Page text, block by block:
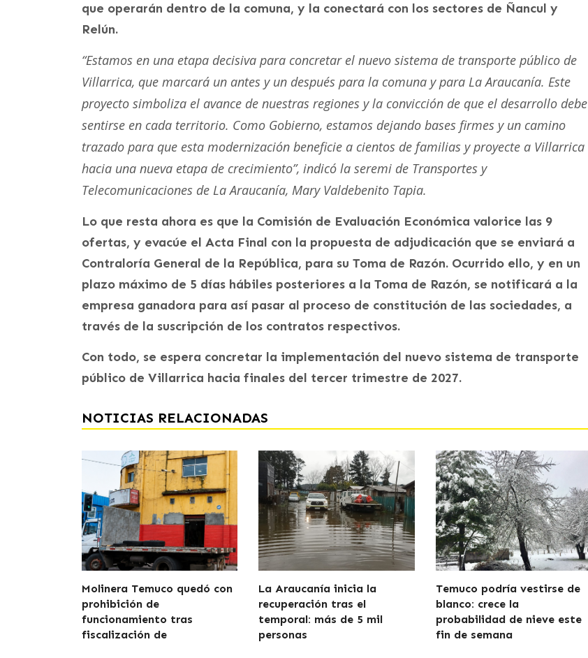
que operarán dentro de la comuna, y la conectará con los sectores de Ñancul y
Relún.
“Estamos en una etapa decisiva para concretar el nuevo sistema de transporte público de
Villarrica, que marcará un antes y un después para la comuna y para La Araucanía. Este
proyecto simboliza el avance de nuestras regiones y la convicción de que el desarrollo debe
sentirse en cada territorio. Como Gobierno, estamos dejando bases firmes y un camino
trazado para que esta modernización beneficie a cientos de familias y proyecte a Villarrica
hacia una nueva etapa de crecimiento”, indicó la seremi de Transportes y
Telecomunicaciones de La Araucanía, Mary Valdebenito Tapia.
Lo que resta ahora es que la Comisión de Evaluación Económica valorice las 9
ofertas, y evacúe el Acta Final con la propuesta de adjudicación que se enviará a
Contraloría General de la República, para su Toma de Razón. Ocurrido ello, y en un
plazo máximo de 5 días hábiles posteriores a la Toma de Razón, se notificará a la
empresa ganadora para así pasar al proceso de constitución de las sociedades, a
través de la suscripción de los contratos respectivos.
Con todo, se espera concretar la implementación del nuevo sistema de transporte
público de Villarrica hacia finales del tercer trimestre de 2027.
NOTICIAS RELACIONADAS
Molinera Temuco quedó con
prohibición de
funcionamiento tras
fiscalización de
La Araucanía inicia la
recuperación tras el
temporal: más de 5 mil
personas
Temuco podría vestirse de
blanco: crece la
probabilidad de nieve este
fin de semana